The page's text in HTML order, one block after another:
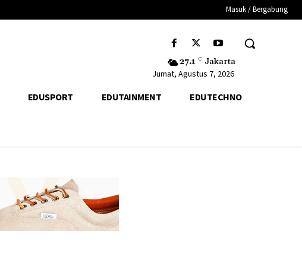
Masuk / Bergabung
27.1 C Jakarta
Jumat, Agustus 7, 2026
EDUSPORT EDUTAINMENT EDUTECHNO